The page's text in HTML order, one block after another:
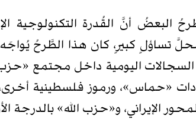
البعضُ أنَّ القُدرة التكنولوجية
تساؤلٍ كبيرٍ، كان هذا الطَّرحُ
السجالات اليومية داخل مجتمع
«حماس»، ورموز فلسطينية
الإيراني، و«حزب الله» بالدرجة